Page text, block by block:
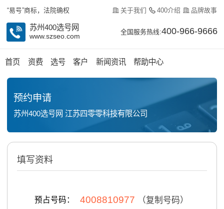
“易号”商标，法院确权 关于我们 400介绍 品牌故事
苏州400选号网
www.szseo.com
全国服务热线:400-966-9666
首页 资费 选号 客户 新闻资讯 帮助中心
预约申请
苏州400选号网 江苏四零零科技有限公司
填写资料
预占号码： 4008810977 （复制号码）